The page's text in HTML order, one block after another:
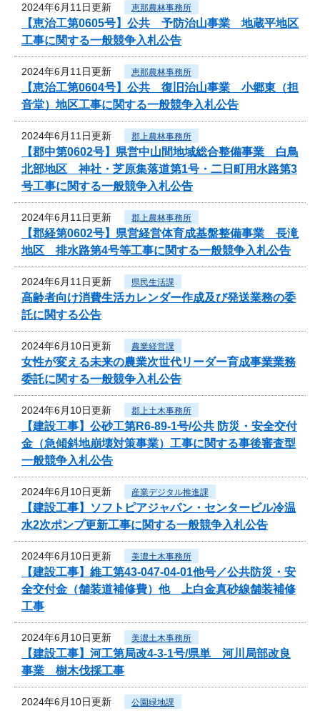
2024年6月11日更新 恵那農林事務所
【恵治工第0605号】公共 予防治山事業 地蔵平地区
工事に関する一般競争入札公告
2024年6月11日更新 恵那農林事務所
【恵治工第0604号】公共 復旧治山事業 小郷東（担
音堂）地区工事に関する一般競争入札公告
2024年6月11日更新 郡上農林事務所
【郡中第0602号】県営中山間地域総合整備事業 白鳥
北部地区 神社・芝原集落道第1号・二日町用水路第3
号工事に関する一般競争入札公告
2024年6月11日更新 郡上農林事務所
【郡経第0602号】県営経営体育成基盤整備事業 長滝
地区 排水路第4号等工事に関する一般競争入札公告
2024年6月11日更新 県民生活課
高齢者向け消費生活カレンダー作成及び発送業務の委
託に関する公告
2024年6月10日更新 農業経営課
女性が変える未来の農業次世代リーダー育成事業業務
委託に関する一般競争入札公告
2024年6月10日更新 郡上土木事務所
【建設工事】公砂工第R6-89-1号/公共 防災・安全交付
金（急傾斜地崩壊対策事業）工事に関する事後審査型
一般競争入札公告
2024年6月10日更新 産業デジタル推進課
【建設工事】ソフトピアジャパン・センタービル冷温
水2次ポンプ更新工事に関する一般競争入札公告
2024年6月10日更新 美濃土木事務所
【建設工事】維工第43-047-04-01他号／公共防災・安
全交付金（舗装道補修費）他 上白金真砂線舗装補修
工事
2024年6月10日更新 美濃土木事務所
【建設工事】河工第局改4-3-1号/県単 河川局部改良
事業 樹木伐採工事
2024年6月10日更新 公園緑地課